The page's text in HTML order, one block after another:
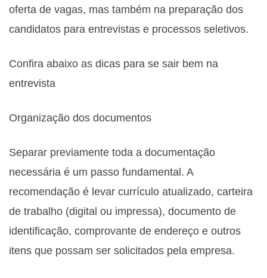
oferta de vagas, mas também na preparação dos
candidatos para entrevistas e processos seletivos.
Confira abaixo as dicas para se sair bem na
entrevista
Organização dos documentos
Separar previamente toda a documentação
necessária é um passo fundamental. A
recomendação é levar currículo atualizado, carteira
de trabalho (digital ou impressa), documento de
identificação, comprovante de endereço e outros
itens que possam ser solicitados pela empresa.